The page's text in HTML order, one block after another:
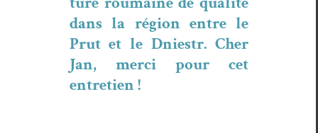
dans la région entre le
Prut et le Dniestr. Cher
Jan, mer­ci pour cet
entretien !